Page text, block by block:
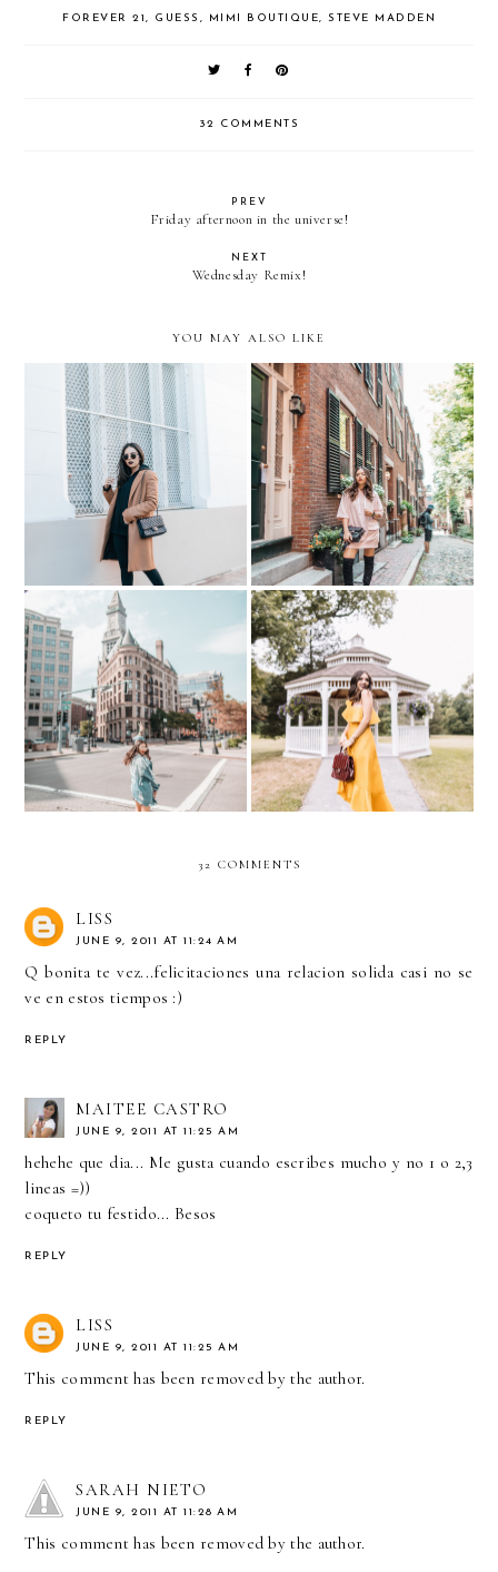
FOREVER 21, GUESS , MIMI BOUTIQUE, STEVE MADDEN
32 COMMENTS
PREV
Friday afternoon in the universe!
NEXT
Wednesday Remix!
YOU MAY ALSO LIKE
10 WAYS TO
#BECOMFYDENT THIS
FALL/WINTER
Exploring Boston. Acorn
Street
Exploring Boston.
Aquarium + North End
Almost-FALL wedding in
mustard and burgundy
32 COMMENTS
LISS
JUNE 9, 2011 AT 11:24 AM
Q bonita te vez...felicitaciones una relacion solida casi no se
ve en estos tiempos :)
REPLY
MAITEE CASTRO
JUNE 9, 2011 AT 11:25 AM
hehehe que dia... Me gusta cuando escribes mucho y no 1 o 2,3
lineas =))
coqueto tu festido... Besos
REPLY
LISS
JUNE 9, 2011 AT 11:25 AM
This comment has been removed by the author.
REPLY
SARAH NIETO
JUNE 9, 2011 AT 11:28 AM
This comment has been removed by the author.